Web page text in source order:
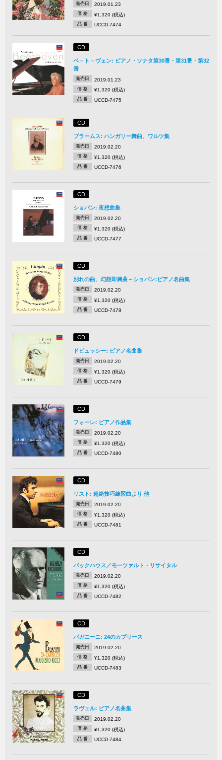
発売日 2019.01.23
価 格 ¥1,320 (税込)
品 番 UCCD-7474
CD
ベ－ト－ヴェン: ピアノ・ソナタ第30番・第31番・第32
番
発売日 2019.01.23
価 格 ¥1,320 (税込)
品 番 UCCD-7475
CD
ブラームス: ハンガリー舞曲、ワルツ集
発売日 2019.02.20
価 格 ¥1,320 (税込)
品 番 UCCD-7476
CD
ショパン: 夜想曲集
発売日 2019.02.20
価 格 ¥1,320 (税込)
品 番 UCCD-7477
CD
別れの曲、幻想即興曲～ショパン:ピアノ名曲集
発売日 2019.02.20
価 格 ¥1,320 (税込)
品 番 UCCD-7478
CD
ドビュッシー: ピアノ名曲集
発売日 2019.02.20
価 格 ¥1,320 (税込)
品 番 UCCD-7479
CD
フォーレ: ピアノ作品集
発売日 2019.02.20
価 格 ¥1,320 (税込)
品 番 UCCD-7480
CD
リスト: 超絶技巧練習曲より 他
発売日 2019.02.20
価 格 ¥1,320 (税込)
品 番 UCCD-7481
CD
バックハウス／モーツァルト・リサイタル
発売日 2019.02.20
価 格 ¥1,320 (税込)
品 番 UCCD-7482
CD
パガニーニ: 24のカプリース
発売日 2019.02.20
価 格 ¥1,320 (税込)
品 番 UCCD-7483
CD
ラヴェル: ピアノ名曲集
発売日 2019.02.20
価 格 ¥1,320 (税込)
品 番 UCCD-7484